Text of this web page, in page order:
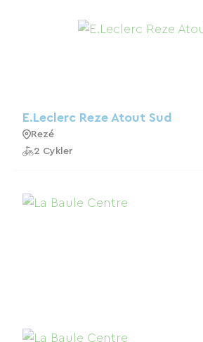
E.Leclerc Reze Atout Sud
Rezé
2 Cykler